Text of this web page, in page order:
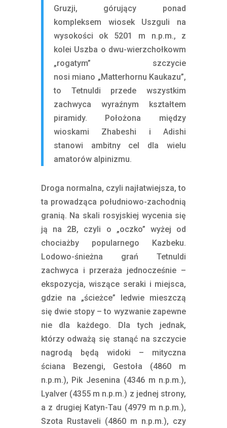
Gruzji, górujący ponad
kompleksem wiosek Uszguli na
wysokości ok 5201 m n.p.m., z
kolei Uszba o dwu-wierzchołkowm
„rogatym” szczycie
nosi miano „Matterhornu Kaukazu”,
to Tetnuldi przede wszystkim
zachwyca wyraźnym kształtem
piramidy. Położona między
wioskami Zhabeshi i Adishi
stanowi ambitny cel dla wielu
amatorów alpinizmu.
Droga normalna, czyli najłatwiejsza, to
ta prowadząca południowo-zachodnią
granią. Na skali rosyjskiej wycenia się
ją na 2B, czyli o „oczko” wyżej od
chociażby popularnego Kazbeku.
Lodowo-śnieżna grań Tetnuldi
zachwyca i przeraża jednocześnie –
ekspozycja, wiszące seraki i miejsca,
gdzie na „ścieżce” ledwie mieszczą
się dwie stopy – to wyzwanie zapewne
nie dla każdego. Dla tych jednak,
którzy odważą się stanąć na szczycie
nagrodą będą widoki – mityczna
ściana Bezengi, Gestoła (4860 m
n.p.m.), Pik Jesenina (4346 m n.p.m.),
Lyalver (4355 m n.p.m.) z jednej strony,
a z drugiej Katyn-Tau (4979 m n.p.m.),
Szota Rustaveli (4860 m n.p.m.), czy